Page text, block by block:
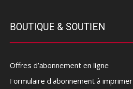
BOUTIQUE & SOUTIEN
Offres d’abonnement en ligne
Formulaire d'abonnement à imprimer